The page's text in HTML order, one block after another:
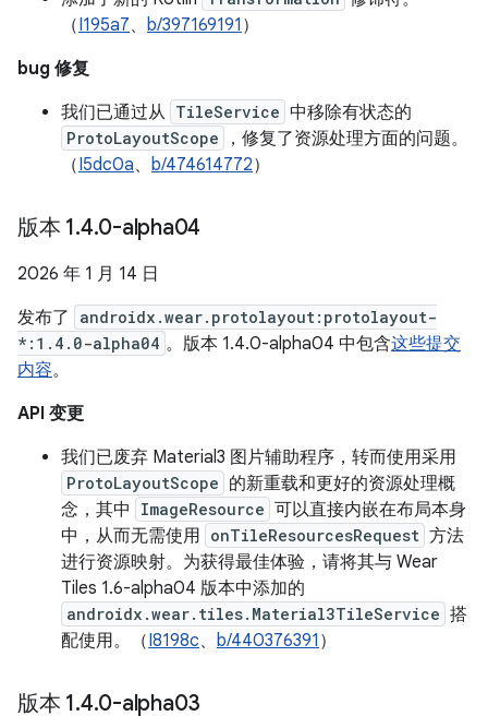
（I195a7、 b/397169191 ）
bug 修复
我们已通过从 TileService 中移除有状态的
ProtoLayoutScope
，修复了资源处理方面的问题。
（I5dc0a、 b/474614772）
版本 1.4.0-alpha04
2026 年 1 月 14 日
发布了
androidx.wear.protolayout:protolayout-
*:1.4.0-alpha04 。版本 1.4.0-alpha04 中包含这些提交
内容。
API 变更
我们已废弃 Material3 图片辅助程序，转而使用采用
ProtoLayoutScope 的新重载和更好的资源处理概
念，其中
ImageResource 可以直接内嵌在布局本身
中，从而无需使用 onTileResourcesRequest 方法
进行资源映射。为获得最佳体验，请将其与 Wear
Tiles 1.6-alpha04 版本中添加的
androidx.wear.tiles.Material3TileService 搭
配使用。（I8198c、 b/440376391 ）
版本 1.4.0-alpha03